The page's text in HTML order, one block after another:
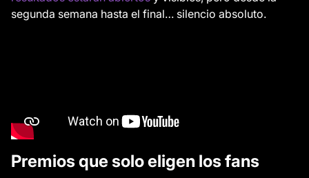
segunda semana hasta el final… silencio absoluto.
Premios que solo eligen los fans